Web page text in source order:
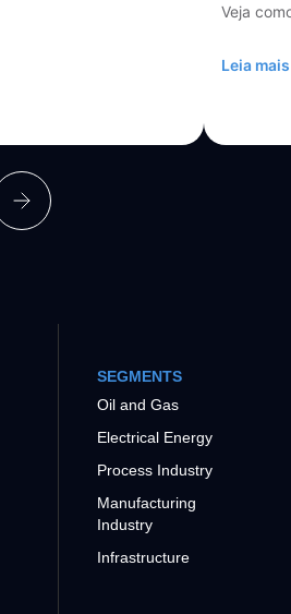
Veja
Leia mais
SEGMENTS
Oil and Gas
Electrical Energy
Process Industry
Manufacturing
Industry
Infrastructure